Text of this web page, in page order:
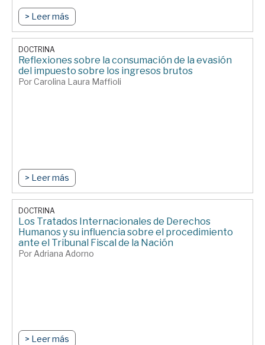
> Leer más
DOCTRINA
Reflexiones sobre la consumación de la evasión
del impuesto sobre los ingresos brutos
Por Carolina Laura Maffioli
> Leer más
DOCTRINA
Los Tratados Internacionales de Derechos
Humanos y su influencia sobre el procedimiento
ante el Tribunal Fiscal de la Nación
Por Adriana Adorno
> Leer más